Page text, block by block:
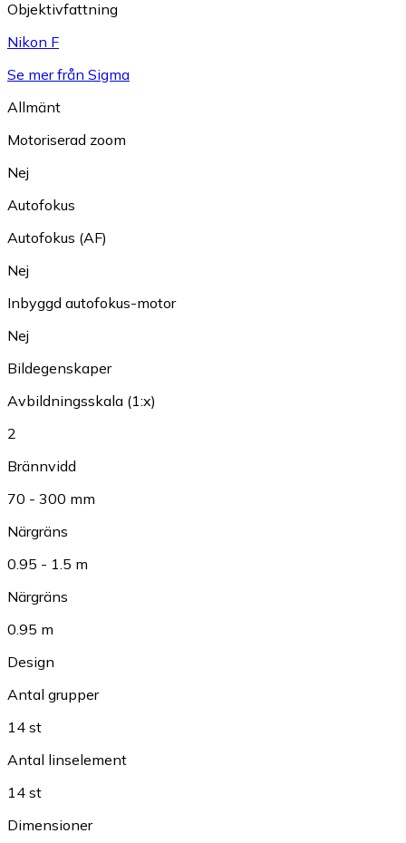
Objektivfattning
Nikon F
Se mer från Sigma
Allmänt
Motoriserad zoom
Nej
Autofokus
Autofokus (AF)
Nej
Inbyggd autofokus-motor
Nej
Bildegenskaper
Avbildningsskala (1:x)
2
Brännvidd
70 - 300 mm
Närgräns
0.95 - 1.5 m
Närgräns
0.95 m
Design
Antal grupper
14 st
Antal linselement
14 st
Dimensioner